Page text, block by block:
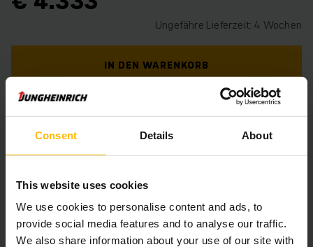
Consent Details About
This website uses cookies
We use cookies to personalise content and ads, to
provide social media features and to analyse our traffic.
We also share information about your use of our site with
Ungefähre Lieferzeit: 4 Wochen
IN DEN WARENKORB
HABEN SIE FRAGEN ZU DIESEM PRODUKT?
Der Zwischenverkauf ist vorbehalten.
Produktinformationen